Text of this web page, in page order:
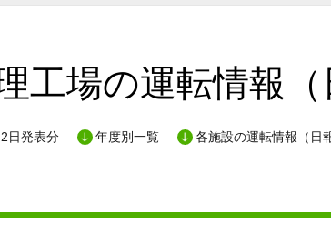
工場の運転情報（
日発表分 年度別一覧 各施設の運転情報（日